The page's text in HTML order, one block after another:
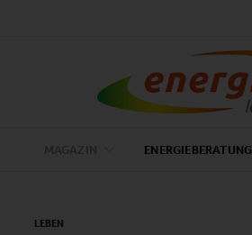
ENERGIEBERATUNG
LEBEN